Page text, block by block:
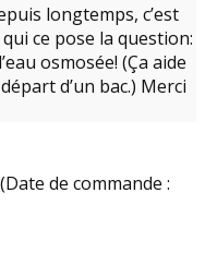
longtemps, c’est
ce pose la question:
osmosée! (Ça aide
d’un bac.) Merci
(Date de commande :